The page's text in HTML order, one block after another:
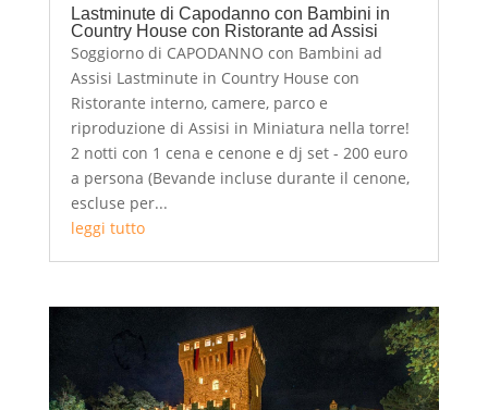
Lastminute di Capodanno con Bambini in
Country House con Ristorante ad Assisi
Soggiorno di CAPODANNO con Bambini ad
Assisi Lastminute in Country House con
Ristorante interno, camere, parco e
riproduzione di Assisi in Miniatura nella torre!
2 notti con 1 cena e cenone e dj set - 200 euro
a persona (Bevande incluse durante il cenone,
escluse per...
leggi tutto